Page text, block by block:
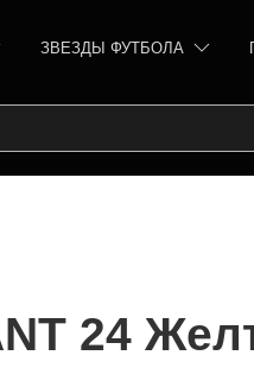
ЗВЕЗДЫ ФУТБОЛА
24